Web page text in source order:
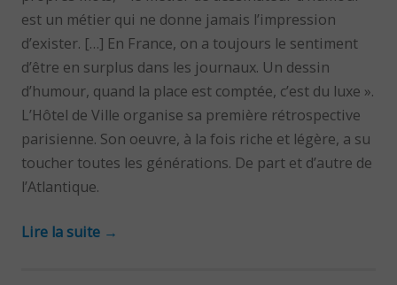
est un métier qui ne donne jamais l’impression
d’exister. […] En France, on a toujours le sentiment
d’être en surplus dans les journaux. Un dessin
d’humour, quand la place est comptée, c’est du luxe ».
L’Hôtel de Ville organise sa première rétrospective
parisienne. Son oeuvre, à la fois riche et légère, a su
toucher toutes les générations. De part et d’autre de
l’Atlantique.
Lire la suite →